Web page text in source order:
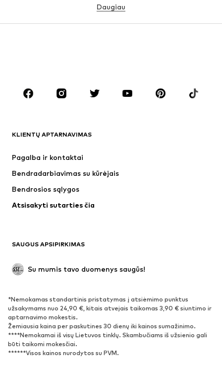
Apatiniai
Sijonai
Palaidinės ir tunikos
Aksesuarai
Premium
Naujienos
Apatiniai
Paltai
Proginiai
Išskirtiniai
BATAI
Naujienos
Sportbačiai
Aulinukai
Batai su kulniukais
Auliniai batai
Daugiau
KLIENTŲ APTARNAVIMAS
Pagalba ir kontaktai
Bendradarbiavimas su kūrėjais
Bendrosios sąlygos
Atsisakyti sutarties čia
SAUGUS APSIPIRKIMAS
Su mumis tavo duomenys saugūs!
*Nemokamas standartinis pristatymas į atsiėmimo punktus
užsakymams nuo 24,90 €, kitais atvejais taikomas 3,90 € siuntimo ir
aptarnavimo mokestis.
Žemiausia kaina per paskutines 30 dienų iki kainos sumažinimo.
****Nemokamai iš visų Lietuvos tinklų. Skambučiams iš užsienio gali
būti taikomi mokesčiai.
******Visos kainos nurodytos su PVM.